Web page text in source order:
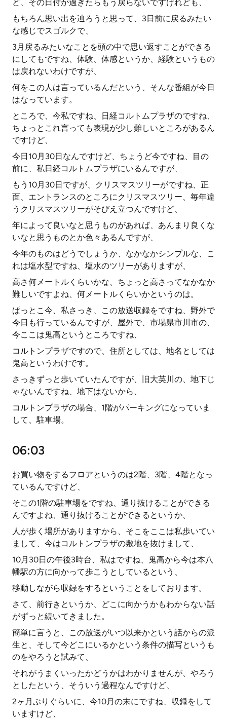
ど、その日付が過ぎたらもう戻らないですけれども、
もちろん思い出を辿ろうと思って、3日前に戻るみたい
な感じでスゴルクで、
3月戻るみたいなことを頭の中で思い返すことができる
にしてもですね、体験、体感というか、経験というもの
は戻れないわけですが、
何をこの人は言っているんだという、そんな番組が今日
はなっています。
ところで、今私ですね、日経コルトムプラザのですね、
ちょっとこれ言っても表現が少し難しいところがあるん
ですけど、
今日10月30日なんですけど、ちょうど今ですね、目の
前に、私日経コルトムプラザにいるんですが、
もう10月30日ですが、クリスマスツリーがですね、正
面、エントランスのところにクリスマスツリー、毎年違
うクリスマスツリーがそびえ立つんですけど、
年によって良いなと思うものがあれば、あんまり良くな
いなと思うものとか色々あるんですが、
今年のものはどうでしょうか、なかなかシンプルな、こ
れは塩水型ですね、塩水のツリーがありますが、
高さ何メートルくらいかな、ちょっと高さってなかなか
難しいですよね、何メートルくらいかというのは。
ぱっとこ今、私さっき、この放送収録をですね、野外で
今日も行っているんですが、屋外で、市場県市川市の、
今ここは鬼高というところですね、
コルトンプラザですので、住所としては、地名としては
鬼高というわけです。
さっきずっと歩いていたんですが、旧大英川の、地下じ
ゃないんですね、地下はないから、
コルトンプラザの場合、1階がパーキングになっていま
して、駐車場。
06:03
お買い物をするフロアというのは2階、3階、4階となっ
ているんですけど、
そこの1階の駐車場をですね、通り抜けることができる
んですよね、通り抜けることができるというか、
人が歩く場所がありますから、そこをここは私歩いてい
まして、今はコルトンプラザの敷地を抜けまして、
10月30日の午後3時台、私はですね、鬼高から今は本八
幡駅の方に向かって歩こうとしているという、
移動しながら収録をするということをしております。
さて、前行きというか、どこに向かうかもわからない話
がずっと続いてきました。
簡単に言うと、この放送がいつ以来かという話からの派
生と、そして今どこにいるかという条件の描写というも
のをやろうと試みて、
それがうまくいったかどうかはわかりませんが、やろう
としたという、そういう過程なんですけど、
2ヶ月ぶりぐらいに、今10月の末にですね、収録をして
いますけど、